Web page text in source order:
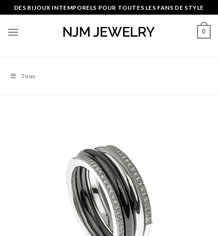
to
content
DES BIJOUX INTEMPORELS POUR TOUTES LES FANS DE STYLE
0
Tous